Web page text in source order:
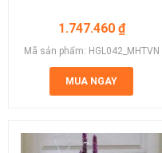
1.747.460 ₫
Mã sản phẩm: HGL042_MHTVN
MUA NGAY